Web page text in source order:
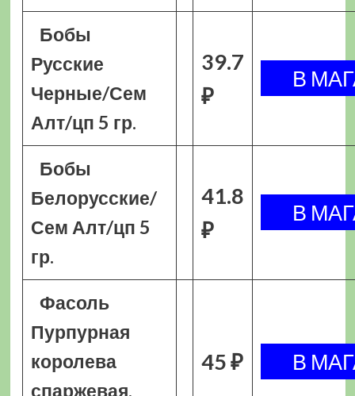
Бобы
Русские
Черные/Сем
Алт/цп 5 гр.
39.7
₽
Бобы
Белорусские/
Сем Алт/цп 5
гр.
41.8
₽
Фасоль
Пурпурная
королева
спаржевая,
45 ₽